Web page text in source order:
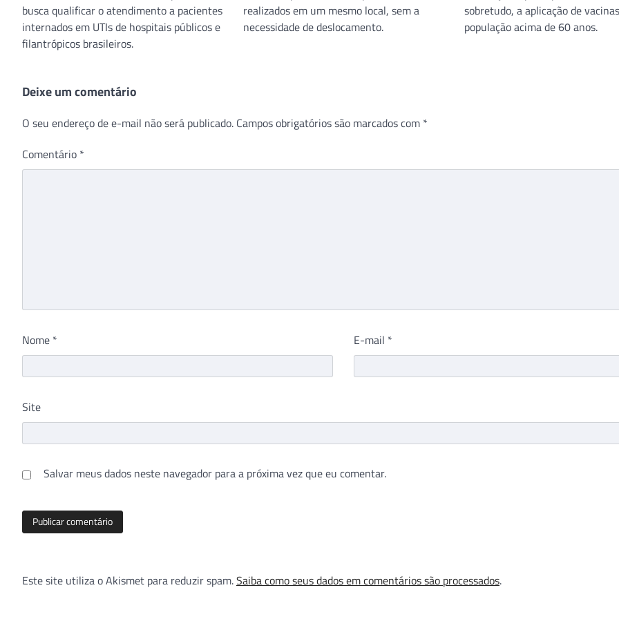
busca qualificar o atendimento a pacientes
internados em UTIs de hospitais públicos e
filantrópicos brasileiros.
realizados em um mesmo local, sem a
necessidade de deslocamento.
sobretudo, a aplicação de
população acima de 60 anos.
Deixe um comentário
O seu endereço de e-mail não será publicado. Campos obrigatórios são marcados com *
Comentário *
Nome * E-mail *
Site
Salvar meus dados neste navegador para a próxima vez que eu comentar.
Este site utiliza o Akismet para reduzir spam.Saiba como seus dados em comentários são processados.